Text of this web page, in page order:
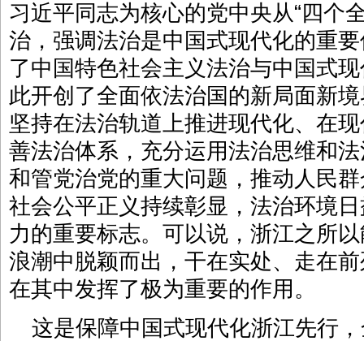
习近平同志为核心的党中央从“四个
治，强调法治是中国式现代化的重
了中国特色社会主义法治与中国式
此开创了全面依法治国的新局面新
坚持在法治轨道上推进现代化、在
善法治体系，充分运用法治思维和
和管党治党的重大问题，推动人民
社会公平正义持续彰显，法治环境
力的重要标志。可以说，浙江之所
浪潮中脱颖而出，干在实处、走在
在其中发挥了极为重要的作用。
这是保障中国式现代化浙江先行